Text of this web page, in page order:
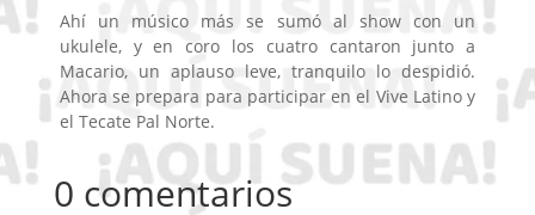
Ahí un músico más se sumó al show con un
ukulele, y en coro los cuatro cantaron junto a
Macario, un aplauso leve, tranquilo lo despidió.
Ahora se prepara para participar en el Vive Latino y
el Tecate Pal Norte.
0 comentarios